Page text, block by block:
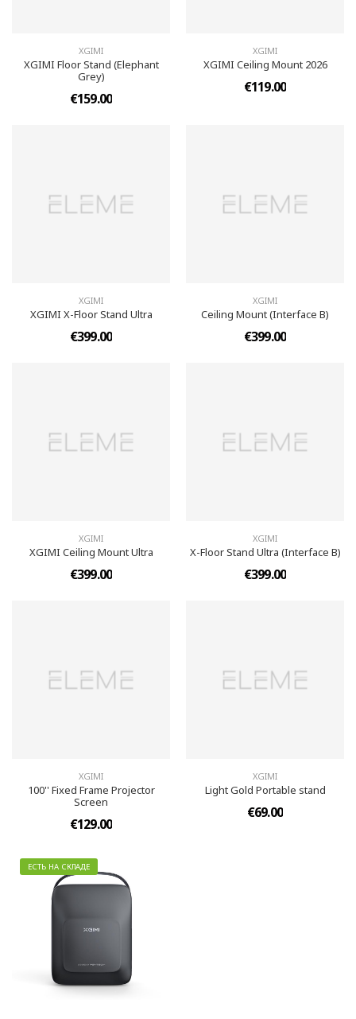
XGIMI
XGIMI Floor Stand (Elephant
Grey)
€159.00
XGIMI
XGIMI Ceiling Mount 2026
€119.00
XGIMI
XGIMI X-Floor Stand Ultra
€399.00
XGIMI
Ceiling Mount (Interface B)
€399.00
XGIMI
XGIMI Ceiling Mount Ultra
€399.00
XGIMI
X-Floor Stand Ultra (Interface B)
€399.00
XGIMI
100'' Fixed Frame Projector
Screen
€129.00
XGIMI
Light Gold Portable stand
€69.00
ЕСТЬ НА СКЛАДЕ